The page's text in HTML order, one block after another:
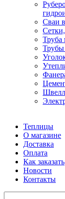
Сваи
Труба
Трубы
Теплицы
О магазине
Доставка
Оплата
Как заказать
Новости
Контакты